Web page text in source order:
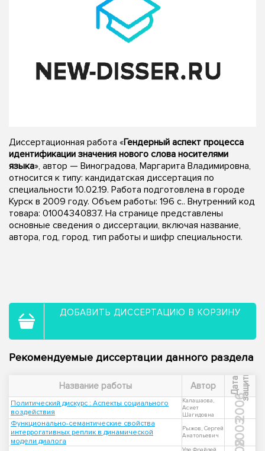
Диссертационная работа «Гендерный аспект процесса
идентификации значения нового слова носителями
языка», автор — Виноградова, Маргарита Владимировна,
относится к типу: кандидатская диссертация по
специальности 10.02.19. Работа подготовлена в городе
Курск в 2009 году. Объем работы: 196 с.. Внутренний код
товара: 01004340837. На странице представлены
основные сведения о диссертации, включая название,
автора, год, город, тип работы и шифр специальности.
ДОБАВИТЬ ДИССЕРТАЦИЮ В КОРЗИНУ
Рекомендуемые диссертации данного раздела
Название работы Автор Д
а
т
а
з
а
щ
и
ты
Политический дискурс : Аспекты социального
воздействия
Калашаова,
Асиет
Шагидовна
2006
Функционально-семантические свойства
интеррогативных реплик в динамической
модели диалога
Рыжов, Сергей
Анатольевич
2003